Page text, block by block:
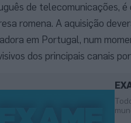
de telecomunicações,
romena. A aquisição
em Portugal, num
dos principais canais